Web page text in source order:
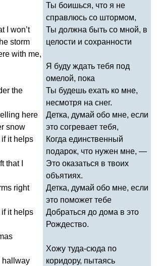
won’t
storm
with me,
the
here
snow
if it helps
that
right
if it helps
hallway
Ты боишься, что я не
справлюсь со штормом,
Ты должна быть со мной, в
целости и сохранности
Я буду ждать тебя под
омелой, пока
Ты будешь ехать ко мне,
несмотря на снег.
Детка, думай обо мне, если
это согревает тебя,
Когда единственный
подарок, что нужен мне, —
Это оказаться в твоих
объятиях.
Детка, думай обо мне, если
это поможет тебе
Добраться до дома в это
Рождество.
Хожу туда-сюда по
коридору, пытаясь